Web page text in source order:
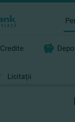
Credite
Licitaţii